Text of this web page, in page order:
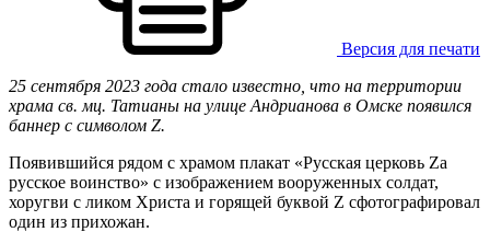
Версия для печати
25 сентября 2023 года стало известно, что на территории
храма св. мц. Татианы на улице Андрианова в Омске появился
баннер с символом Z.
Появившийся рядом с храмом плакат «Русская церковь Za
русское воинство» с изображением вооруженных солдат,
хоругви с ликом Христа и горящей буквой Z сфотографировал
один из прихожан.